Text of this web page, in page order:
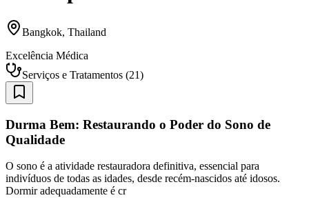
Bangkok, Thailand
Excelência Médica
Serviços e Tratamentos (21)
Durma Bem: Restaurando o Poder do Sono de
Qualidade
O sono é a atividade restauradora definitiva, essencial para
indivíduos de todas as idades, desde recém-nascidos até idosos.
Dormir adequadamente é cr